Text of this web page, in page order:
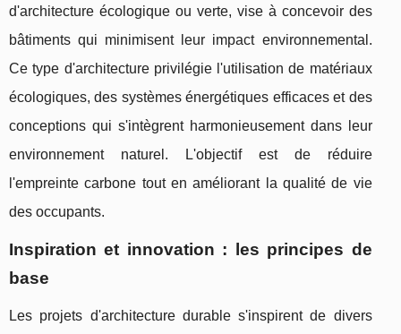
d'architecture écologique ou verte, vise à concevoir des
bâtiments qui minimisent leur impact environnemental.
Ce type d'architecture privilégie l'utilisation de matériaux
écologiques, des systèmes énergétiques efficaces et des
conceptions qui s'intègrent harmonieusement dans leur
environnement naturel. L'objectif est de réduire
l'empreinte carbone tout en améliorant la qualité de vie
des occupants.
Inspiration et innovation : les principes de
base
Les projets d'architecture durable s'inspirent de divers